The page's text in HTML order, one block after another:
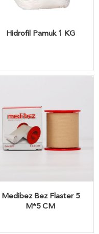
Hidrofil Pamuk 1 KG
Medibez Bez Flaster 5
M*5 CM